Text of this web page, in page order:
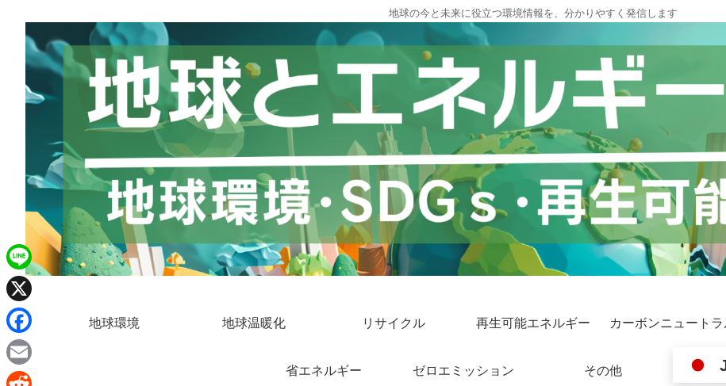
地球の今と未来に役立つ環境情報を、分かりやすく発信します
地球環境 地球温暖化 リサイクル 再生可能エネルギー カーボンニュートラ
省エネルギー ゼロエミッション その他
L
n
e
X
F
a
E